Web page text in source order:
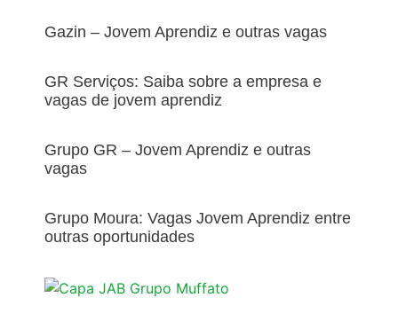
Gazin – Jovem Aprendiz e outras vagas
GR Serviços: Saiba sobre a empresa e
vagas de jovem aprendiz
Grupo GR – Jovem Aprendiz e outras
vagas
Grupo Moura: Vagas Jovem Aprendiz entre
outras oportunidades